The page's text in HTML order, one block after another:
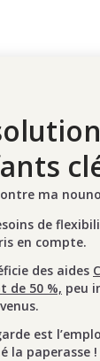
ma
de
en compte.
des aides
de 50 %, peu
est
la paperasse !